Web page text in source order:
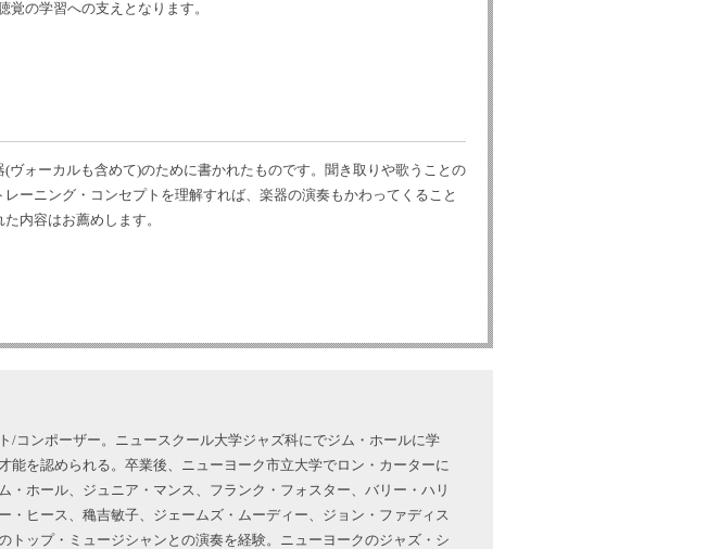
覚の学習への支えとなります。
ヴォーカルも含めて)のために書かれたものです。聞き取りや歌うことの
ーニング・コンセプトを理解すれば、楽器の演奏もかわってくること
内容はお薦めします。
/コンポーザー。ニュースクール大学ジャズ科にでジム・ホールに学
能を認められる。卒業後、ニューヨーク市立大学でロン・カーターに
・ホール、ジュニア・マンス、フランク・フォスター、バリー・ハリ
・ヒース、穐吉敏子、ジェームズ・ムーディー、ジョン・ファディス
トップ・ミュージシャンとの演奏を経験。ニューヨークのジャズ・シ